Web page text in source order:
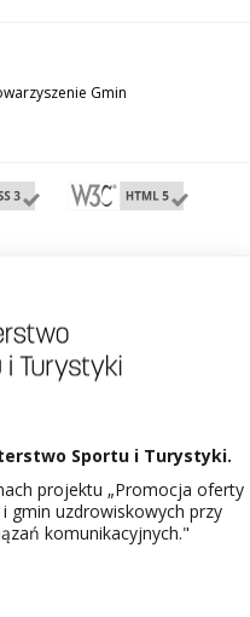
Gmin
Sportu i Turystyki.
projektu „Promocja oferty
gmin uzdrowiskowych przy
komunikacyjnych."